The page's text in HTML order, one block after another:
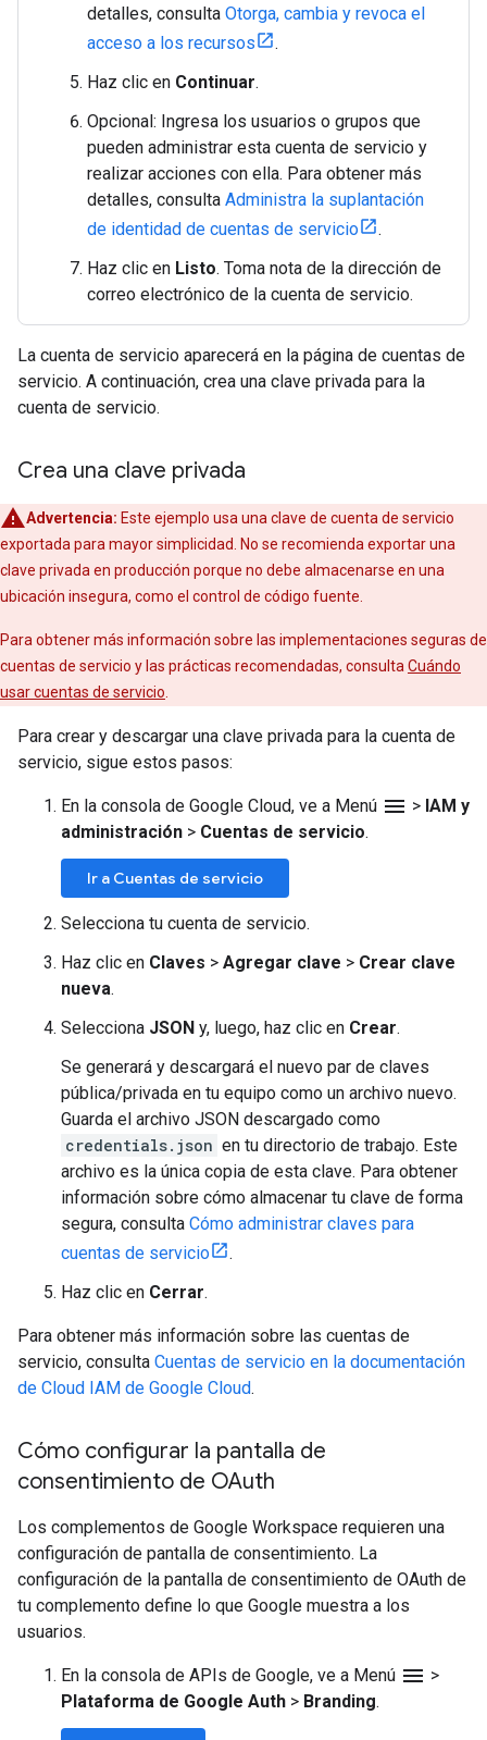
detalles, consulta Otorga, cambia y revoca el
acceso a los recursos
.
Haz clic en Continuar.
Opcional: Ingresa los usuarios o grupos que
pueden administrar esta cuenta de servicio y
realizar acciones con ella. Para obtener más
detalles, consulta Administra la suplantación
de identidad de cuentas de servicio
.
Haz clic en Listo. Toma nota de la dirección de
correo electrónico de la cuenta de servicio.
La cuenta de servicio aparecerá en la página de cuentas de
servicio. A continuación, crea una clave privada para la
cuenta de servicio.
Crea una clave privada
Advertencia: Este ejemplo usa una clave de cuenta de servicio
exportada para mayor simplicidad. No se recomienda exportar una
clave privada en producción porque no debe almacenarse en una
ubicación insegura, como el control de código fuente.
Para obtener más información sobre las implementaciones seguras de
cuentas de servicio y las prácticas recomendadas, consultaCuándo
usar cuentas de servicio.
Para crear y descargar una clave privada para la cuenta de
servicio, sigue estos pasos:
En la consola de Google Cloud, ve a Menú menu > IAM y
administración > Cuentas de servicio.
Ir a Cuentas de servicio
Selecciona tu cuenta de servicio.
Haz clic en Claves > Agregar clave > Crear clave
nueva.
Selecciona JSON y, luego, haz clic en Crear.
Se generará y descargará el nuevo par de claves
pública/privada en tu equipo como un archivo nuevo.
Guarda el archivo JSON descargado como
credentials.json en tu directorio de trabajo. Este
archivo es la única copia de esta clave. Para obtener
información sobre cómo almacenar tu clave de forma
segura, consulta Cómo administrar claves para
cuentas de servicio
.
Haz clic en Cerrar.
Para obtener más información sobre las cuentas de
servicio, consulta Cuentas de servicio en la documentación
de Cloud IAM de Google Cloud.
Cómo configurar la pantalla de
consentimiento de OAuth
Los complementos de Google Workspace requieren una
configuración de pantalla de consentimiento. La
configuración de la pantalla de consentimiento de OAuth de
tu complemento define lo que Google muestra a los
usuarios.
En la consola de APIs de Google, ve a Menú menu >
Plataforma de Google Auth > Branding.